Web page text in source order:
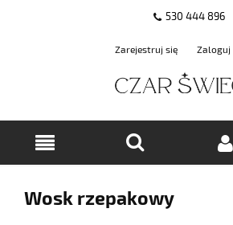
530 444 896
Zarejestruj się Zaloguj
Wosk rzepakowy